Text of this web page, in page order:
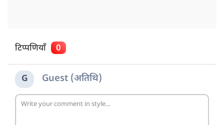
टिप्पणियाँ 0
G Guest (अतिथि)